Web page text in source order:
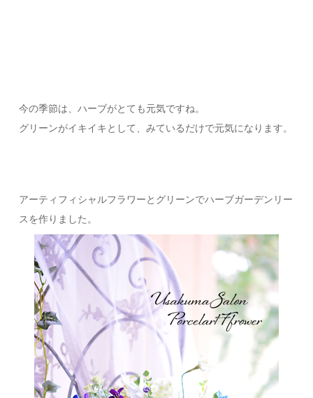
今の季節は、ハーブがとても元気ですね。
グリーンがイキイキとして、みているだけで元気になります。
アーティフィシャルフラワーとグリーンでハーブガーデンリー
スを作りました。